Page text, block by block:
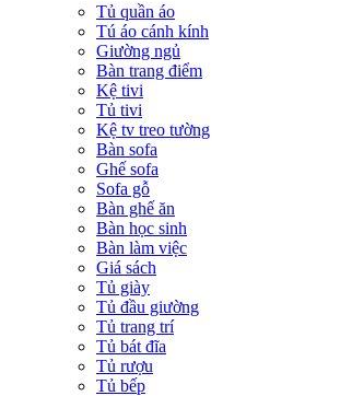
Tủ quần áo
Tú áo cánh kính
Giường ngủ
Bàn trang điểm
Kệ tivi
Tủ tivi
Kệ tv treo tường
Bàn sofa
Ghế sofa
Sofa gỗ
Bàn ghế ăn
Bàn học sinh
Bàn làm việc
Giá sách
Tủ giày
Tủ đầu giường
Tủ trang trí
Tủ bát đĩa
Tủ rượu
Tủ bếp